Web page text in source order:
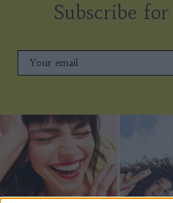
Subscribe